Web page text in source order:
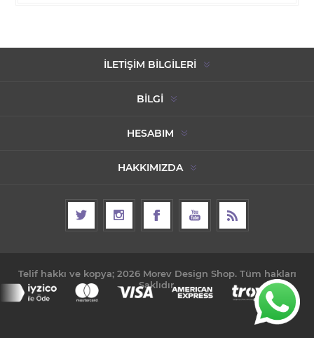
İLETIŞIM BILGILERI
BILGI
HESABIM
HAKKIMIZDA
Telif hakkı ve kopya; 2026 Morev Design Shop. Tüm hakları
Saklıdır.